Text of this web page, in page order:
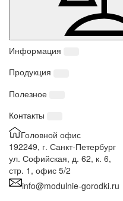
Информация
Продукция
Полезное
Контакты
Головной офис
192249, г. Санкт-Петербург
ул. Софийская, д. 62, к. 6,
стр. 1, офис 5/2
info@modulnie-gorodki.ru